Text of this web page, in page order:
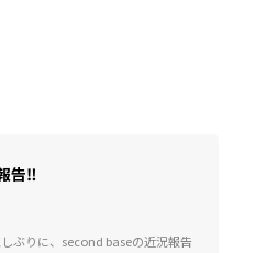
告‼
ぶりに、second baseの近況報告